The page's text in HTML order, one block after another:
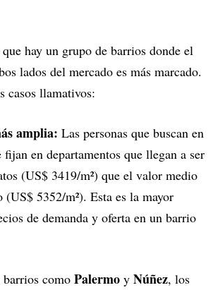
hay un grupo de barrios donde el
lados del mercado es más marcado.
casos llamativos:
amplia: Las personas que buscan en
fijan en departamentos que llegan a ser
(US$ 3419/m²) que el valor medio
(US$ 5352/m²). Esta es la mayor
de demanda y oferta en un barrio
barrios como Palermo y Núñez, los